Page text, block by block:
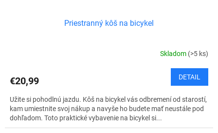
Priestranný kôš na bicykel
Skladom (>5 ks)
€20,99 DETAIL
Užite si pohodlnú jazdu. Kôš na bicykel vás odbremení od starostí,
kam umiestnite svoj nákup a navyše ho budete mať neustále pod
dohľadom. Toto praktické vybavenie na bicykel si...